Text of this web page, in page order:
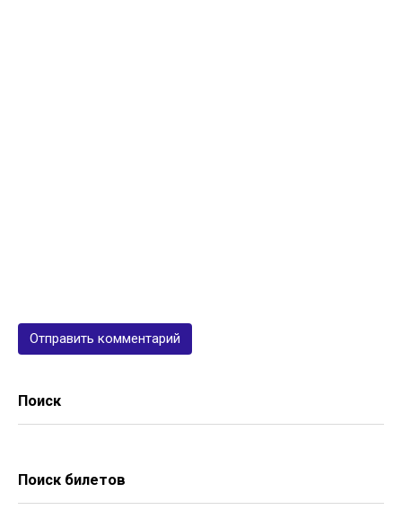
Поиск
Поиск билетов